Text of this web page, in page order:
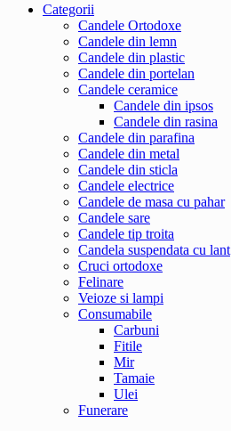
Categorii
Candele Ortodoxe
Candele din lemn
Candele din plastic
Candele din portelan
Candele ceramice
Candele din ipsos
Candele din rasina
Candele din parafina
Candele din metal
Candele din sticla
Candele electrice
Candele de masa cu pahar
Candele sare
Candele tip troita
Candela suspendata cu lant
Cruci ortodoxe
Felinare
Veioze si lampi
Consumabile
Carbuni
Fitile
Mir
Tamaie
Ulei
Funerare